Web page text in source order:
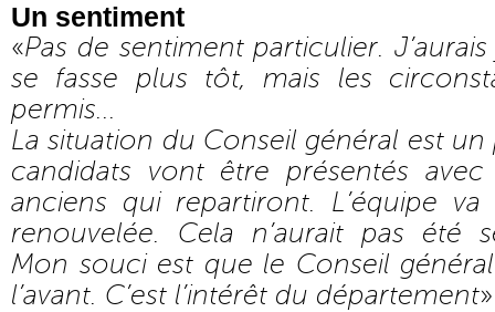
Un sentiment
«Pas de sentiment particulier.
se fasse plus tôt, mais les
permis...
La situation du Conseil général est
candidats vont être présentés
anciens qui repartiront. L’équipe
renouvelée. Cela n’aurait pas été
Mon souci est que le Conseil
l’avant. C’est l’intérêt du département»